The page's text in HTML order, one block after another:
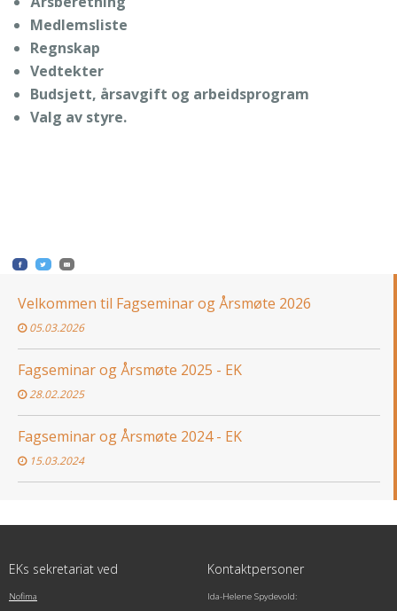
Medlemsliste
Regnskap
Vedtekter
Budsjett, årsavgift og arbeidsprogram
Valg av styre.
Velkommen til Fagseminar og Årsmøte 2026
05.03.2026
Fagseminar og Årsmøte 2025 - EK
28.02.2025
Fagseminar og Årsmøte 2024 - EK
15.03.2024
EKs sekretariat ved
Nofima
Kontaktpersoner
Ida-Helene Spydevold: